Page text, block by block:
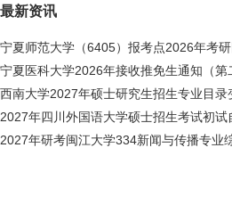
最新资讯
宁夏师范大学（6405）报考点2026年考
宁夏医科大学2026年接收推免生通知（第
西南大学2027年硕士研究生招生专业目录
2027年四川外国语大学硕士招生考试初试
2027年研考闽江大学334新闻与传播专业